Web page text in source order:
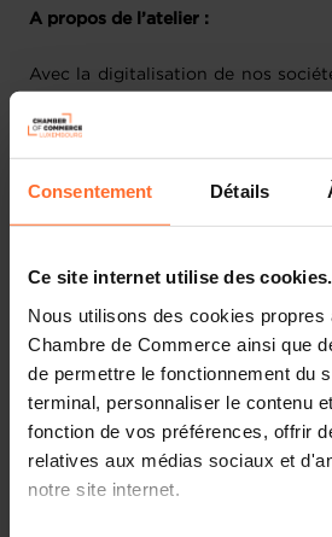
Consentement Détails
Ce site internet utilise des cookies.
Nous utilisons des cookies propres
Chambre de Commerce ainsi que
de permettre le fonctionnement du
terminal, personnaliser le contenu
fonction de vos préférences, offrir
relatives aux médias sociaux et
notre site internet.
A propos de l’atelier :
Avec la digitalisation de nos
problématique importante des
alors qu’une grande partie des
Plan de la session :
Le télétravail défini par le droit
Les aspects fiscaux du
Les aspects liés à la sécurité
Les démarches et